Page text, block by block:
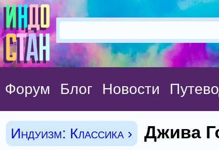
Форум Блог Новости
Индуизм: Классика ›
Джива